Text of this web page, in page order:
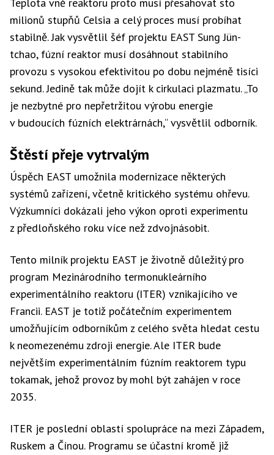
milionů stupňů Celsia a celý proces musí probíhat
stabilně. Jak vysvětlil šéf projektu EAST Sung Jün-
tchao, fúzní reaktor musí dosáhnout stabilního
provozu s vysokou efektivitou po dobu nejméně tisíci
sekund. Jedině tak může dojít k cirkulaci plazmatu. „To
je nezbytné pro nepřetržitou výrobu energie
v budoucích fúzních elektrárnách,“ vysvětlil odborník.
Štěstí přeje vytrvalým
Úspěch EAST umožnila modernizace některých
systémů zařízení, včetně kritického systému ohřevu.
Výzkumníci dokázali jeho výkon oproti experimentu
z předloňského roku více než zdvojnásobit.
Tento milník projektu EAST je životně důležitý pro
program Mezinárodního termonukleárního
experimentálního reaktoru (ITER) vznikajícího ve
Francii. EAST je totiž počátečním experimentem
umožňujícím odborníkům z celého světa hledat cestu
k neomezenému zdroji energie. Ale ITER bude
největším experimentálním fúzním reaktorem typu
tokamak, jehož provoz by mohl být zahájen v roce
2035.
ITER je poslední oblastí spolupráce na mezi Západem,
Ruskem a Čínou. Programu se účastní kromě již